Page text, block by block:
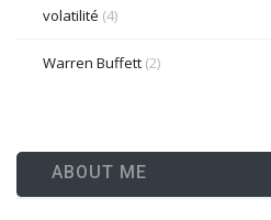
volatilité (4)
Warren Buffett (2)
ABOUT ME